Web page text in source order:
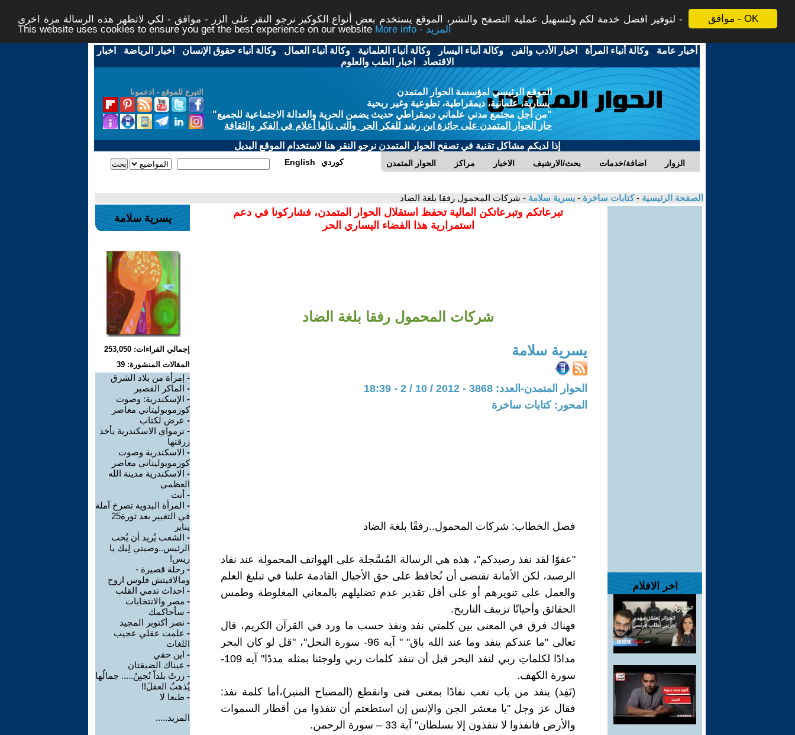
موافق - OK
لتوفير افضل خدمة لكم ولتسهيل عملية التصفح والنشر، الموقع يستخدم بعض أنواع الكوكيز نرجو النقر على الزر - موافق - لكي لاتظهر هذه الرسالة مرة اخرى -
This website uses cookies to ensure you get the best experience on our website
More info - المزيد
أخبار عامة -وكالة أنباء المرأة - اخبار الأدب والفن -وكالة أنباء اليسار -وكالة أنباء العلمانية -وكالة أنباء العمال -وكالة أنباء حقوق الإنسان - اخبار الرياضة - اخبار
الاقتصاد - اخبار الطب والعلوم
التبرع للموقع - ادعمونا
الموقع الرئيسي لمؤسسة الحوار المتمدن
يسارية، علمانية، ديمقراطية، تطوعية وغير ربحية
"من أجل مجتمع مدني علماني ديمقراطي حديث يضمن الحرية والعدالة الاجتماعية للجميع"
حاز الحوار المتمدن على جائزة ابن رشد للفكر الحر والتى نالها أعلام في الفكر والثقافة
إذا لديكم مشاكل تقنية في تصفح الحوار المتمدن نرجو النقر هنا لاستخدام الموقع البديل
الحوار المتمدن مراكز الاخبار بحث/الارشيف اضافة/خدمات الزوار English كوردي
الصفحة الرئيسية -كتابات ساخرة - يسرية سلامة - شركات المحمول رفقا بلغة الضاد
اخر الافلام
تبرعاتكم وتبرعاتكن المالية تحفظ استقلال الحوار المتمدن، فشاركونا في دعم
استمرارية هذا الفضاء اليساري الحر
شركات المحمول رفقا بلغة الضاد
يسرية سلامة
الحوار المتمدن-العدد: 3868 - 2012 / 10 / 2 - 18:39
المحور: كتابات ساخرة
فصل الخطاب: شركات المحمول..رفقًا بلغة الضاد
"عفوًا لقد نفذ رصيدكم"، هذه هي الرسالة المُسَّجلة على الهواتف المحمولة عند نفاد
الرصيد، لكن الأمانة تقتضى أن نُحافظ على حق الأجيال القادمة علينا في تبليغ العلم
والعمل على تنويرهم أو على أقل تقدير عدم تضليلهم بالمعاني المغلوطة وطمس
الحقائق وأحيانًا تزييف التاريخ.
فهناك فرق في المعنى بين كلمتي نفد ونفذ حسب ما ورد في القرآن الكريم، قال
تعالى "ما عندكم ينفد وما عند الله باق" " آيه 96- سورة النحل"، "قل لو كان البحر
مدادًا لكلماتِ ربي لنفد البحر قبل أن تنفد كلمات ربي ولوجئنا بمثله مددًا" آيه 109-
سورة الكهف.
(نَفِد) ينفد من باب تعب نفادًا بمعنى فنى وانقطع (المصباح المنير)،أما كلمة نفذ:
فقال عز وجل "يا معشر الجن والإنس إن استطعتم أن تنفذوا من أقطار السموات
والأرض فانفذوا لا تنفذون إلا بسلطان" آية 33 – سورة الرحمن.
يسرية سلامة
إجمالي القراءات: 253,050
المقالات المنشورة: 39
- إمرأة من بلاد الشرق
- الماكر القصير
- الإسكندرية: وصوت
كوزموبوليتاني معاصر
- عرض لكتاب
- ترمواي الاسكندرية يأخذ
زرقتها
- الاسكندرية وصوت
كوزموبوليتاني معاصر
- الاسكندرية مدينة الله
العظمى
- أنت
- المرأة البدوية تصرخ آملة
في التغيير بعد ثورة25
يناير
- الشعب يُريد أن يُحب
الرئيس..وصيتي لِيك يا
ريس!
- رحلة قصيرة -
ومالاقيتش فلوس اروح
- احداث تدمي القلب
- مصر والانتخابات
- سأحاكمك
- نصر أكتوبر المجيد
- علمت عقلي عجيب
اللغات
- اين حقي
- عيناك الضيقتان
- زرتُ بلداً تُجنِنُ..... جمالُها
يُذهبُ العقلَ!!
- طبعا لا
المزيد.....